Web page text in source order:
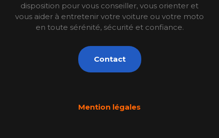
disposition pour vous conseiller, vous orienter et
vous aider à entretenir votre voiture ou votre moto
en toute sérénité, sécurité et confiance.
Contact
Mention légales